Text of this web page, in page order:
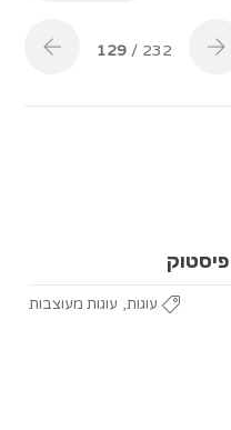
129 / 232
עוגות, עוגות מעוצבות